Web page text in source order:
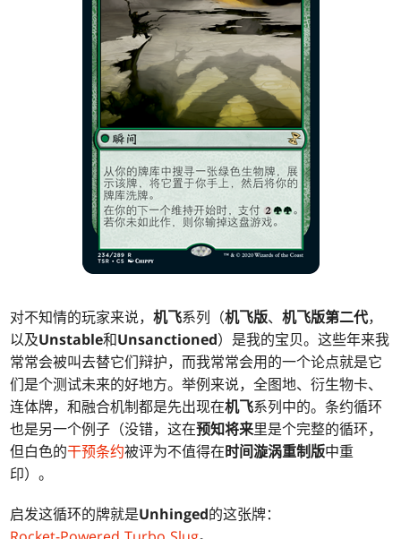
对不知情的玩家来说，机飞系列（机飞版、机飞版第二代，
以及Unstable和Unsanctioned）是我的宝贝。这些年来我
常常会被叫去替它们辩护，而我常常会用的一个论点就是它
们是个测试未来的好地方。举例来说，全图地、衍生物卡、
连体牌，和融合机制都是先出现在机飞系列中的。条约循环
也是另一个例子（没错，这在预知将来里是个完整的循环，
但白色的干预条约被评为不值得在时间漩涡重制版中重
印）。
启发这循环的牌就是Unhinged的这张牌：